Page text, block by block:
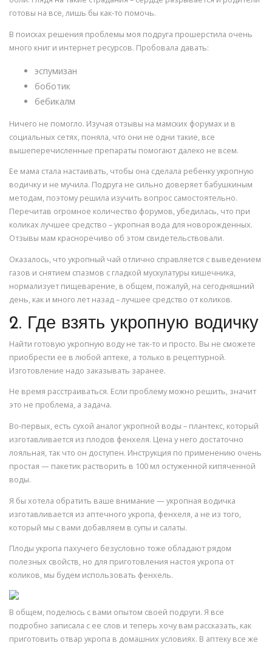
готовы на все, лишь бы как-то помочь.
В поисках решения проблемы моя подруга прошерстила очень
много книг и интернет ресурсов. Пробовала давать:
эспумизан
боботик
бебикалм
Ничего не помогло. Изучая отзывы на мамских форумах и в
социальных сетях, поняла, что они не одни такие, все
вышеперечисленные препараты помогают далеко не всем.
Ее мама стала настаивать, чтобы она сделала ребенку укропную
водичку и не мучила. Подруга не сильно доверяет бабушкиным
методам, поэтому решила изучить вопрос самостоятельно.
Перечитав огромное количество форумов, убедилась, что при
коликах лучшее средство – укропная вода для новорожденных.
Отзывы мам красноречиво об этом свидетельствовали.
Оказалось, что укропный чай отлично справляется с выведением
газов и снятием спазмов с гладкой мускулатуры кишечника,
нормализует пищеварение, в общем, пожалуй, на сегодняшний
день, как и много лет назад – лучшее средство от коликов.
2. Где взять укропную водичку
Найти готовую укропную воду не так-то и просто. Вы не сможете
приобрести ее в любой аптеке, а только в рецептурной.
Изготовление надо заказывать заранее.
Не время расстраиваться. Если проблему можно решить, значит
это не проблема, а задача.
Во-первых, есть сухой аналог укропной воды – плантекс, который
изготавливается из плодов фенхеля. Цена у него достаточно
лояльная, так что он доступен. Инструкция по применению очень
простая — пакетик растворить в 100 мл остуженной кипяченной
воды.
Я бы хотела обратить ваше внимание — укропная водичка
изготавливается из аптечного укропа, фенхеля, а не из того,
который мы с вами добавляем в супы и салаты.
Плоды укропа пахучего безусловно тоже обладают рядом
полезных свойств, но для приготовления настоя укропа от
коликов, мы будем использовать фенхель.
В общем, поделюсь с вами опытом своей подруги. Я все
подробно записала с ее слов и теперь хочу вам рассказать, как
приготовить отвар укропа в домашних условиях. В аптеку все же